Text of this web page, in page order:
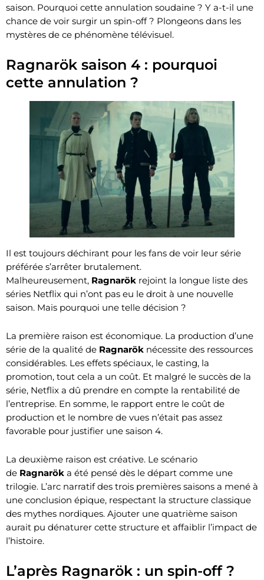
saison. Pourquoi cette annulation soudaine ? Y a-t-il une
chance de voir surgir un spin-off ? Plongeons dans les
mystères de ce phénomène télévisuel.
Ragnarök saison 4 : pourquoi
cette annulation ?
Il est toujours déchirant pour les fans de voir leur série
préférée s’arrêter brutalement.
Malheureusement, Ragnarök rejoint la longue liste des
séries Netflix qui n’ont pas eu le droit à une nouvelle
saison. Mais pourquoi une telle décision ?
La première raison est économique. La production d’une
série de la qualité de Ragnarök nécessite des ressources
considérables. Les effets spéciaux, le casting, la
promotion, tout cela a un coût. Et malgré le succès de la
série, Netflix a dû prendre en compte la rentabilité de
l’entreprise. En somme, le rapport entre le coût de
production et le nombre de vues n’était pas assez
favorable pour justifier une saison 4.
La deuxième raison est créative. Le scénario
de Ragnarök a été pensé dès le départ comme une
trilogie. L’arc narratif des trois premières saisons a mené à
une conclusion épique, respectant la structure classique
des mythes nordiques. Ajouter une quatrième saison
aurait pu dénaturer cette structure et affaiblir l’impact de
l’histoire.
L’après Ragnarök : un spin-off ?